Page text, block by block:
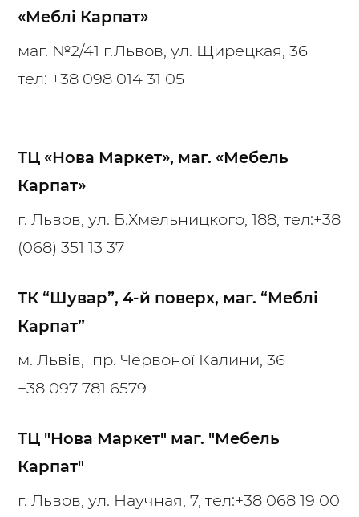
«Меблі Карпат»
маг. №2/41 г.Львов, ул. Щирецкая, 36
тел: +38 098 014 31 05
ТЦ «Нова Маркет», маг. «Мебель
Карпат»
г. Львов, ул. Б.Хмельницкого, 188, тел:+38
(068) 351 13 37
ТК “Шувар”, 4-й поверх, маг. “Меблі
Карпат”
м. Львів, пр. Червоної Калини, 36
+38 097 781 6579
ТЦ "Нова Маркет" маг. "Мебель
Карпат"
г. Львов, ул. Научная, 7, тел:+38 068 19 00